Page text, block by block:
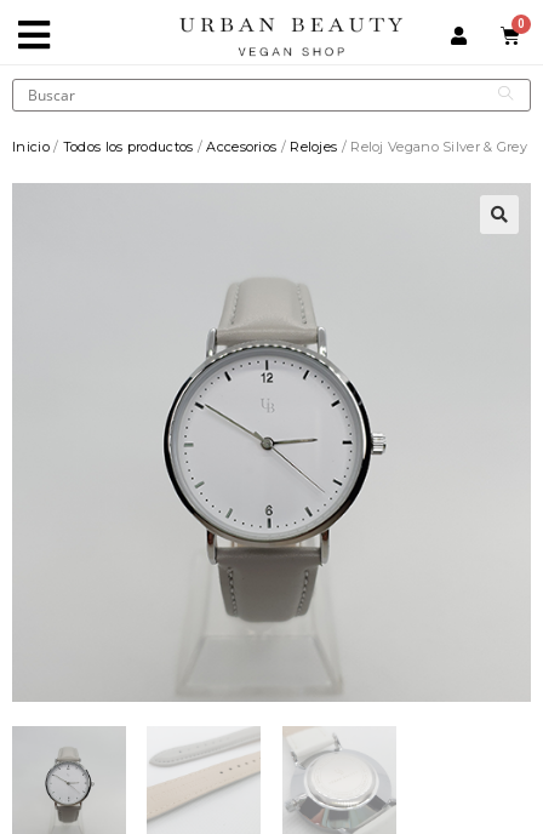
Inicio/ Todos los productos /Accesorios / Relojes / Reloj Vegano Silver & Grey